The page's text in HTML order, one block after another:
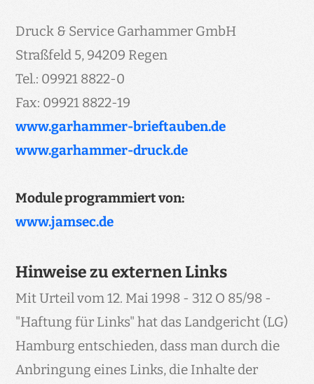
Druck & Service Garhammer GmbH
Straßfeld 5, 94209 Regen
Tel.: 09921 8822-0
Fax: 09921 8822-19
www.garhammer-brieftauben.de
www.garhammer-druck.de
Module programmiert von:
www.jamsec.de
Hinweise zu externen Links
Mit Urteil vom 12. Mai 1998 - 312 O 85/98 -
"Haftung für Links" hat das Landgericht (LG)
Hamburg entschieden, dass man durch die
Anbringung eines Links, die Inhalte der